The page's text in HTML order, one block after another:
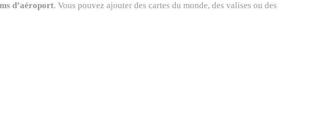
d’aéroport. Vous pouvez ajouter des cartes du monde, des valises ou des